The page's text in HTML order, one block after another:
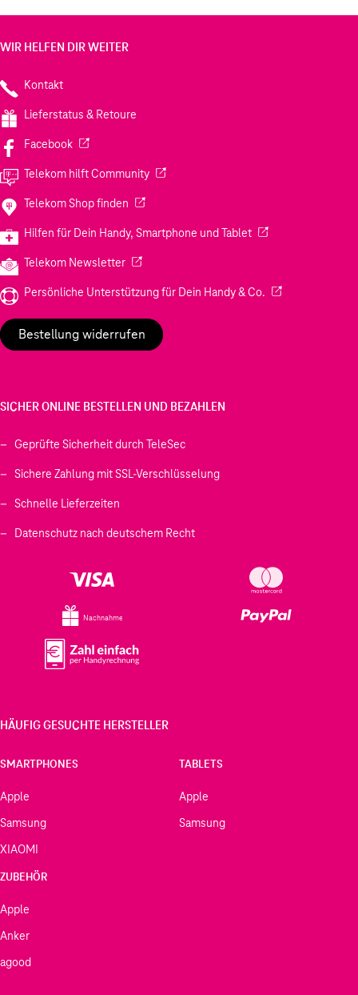
WIR HELFEN DIR WEITER
Kontakt
Lieferstatus & Retoure
Facebook(Wird in einem neuen Tab geöffnet)
Telekom hilft Community(Wird in einem neuen Tab geöffnet)
Telekom Shop finden (Wird in einem neuen Tab geöffnet)
Hilfen für Dein Handy, Smartphone und Tablet(Wird in einem
Telekom Newsletter(Wird in einem neuen Tab geöffnet)
Persönliche Unterstützung für Dein Handy & Co. (Wird in einem
Bestellung widerrufen
SICHER ONLINE BESTELLEN UND BEZAHLEN
Geprüfte Sicherheit durch TeleSec
Sichere Zahlung mit SSL-Verschlüsselung
Schnelle Lieferzeiten
Datenschutz nach deutschem Recht
Nachnahme
HÄUFIG GESUCHTE HERSTELLER
SMARTPHONES
Apple
Samsung
XIAOMI
TABLETS
Apple
Samsung
ZUBEHÖR
Apple
Anker
agood